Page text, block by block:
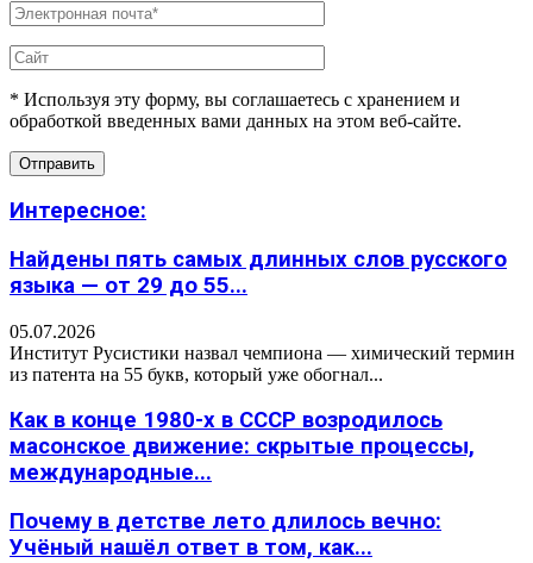
* Используя эту форму, вы соглашаетесь с хранением и
обработкой введенных вами данных на этом веб-сайте.
Интересное:
Найдены пять самых длинных слов русского
языка — от 29 до 55...
05.07.2026
Институт Русистики назвал чемпиона — химический термин
из патента на 55 букв, который уже обогнал...
Как в конце 1980-х в СССР возродилось
масонское движение: скрытые процессы,
международные...
Почему в детстве лето длилось вечно:
Учёный нашёл ответ в том, как...